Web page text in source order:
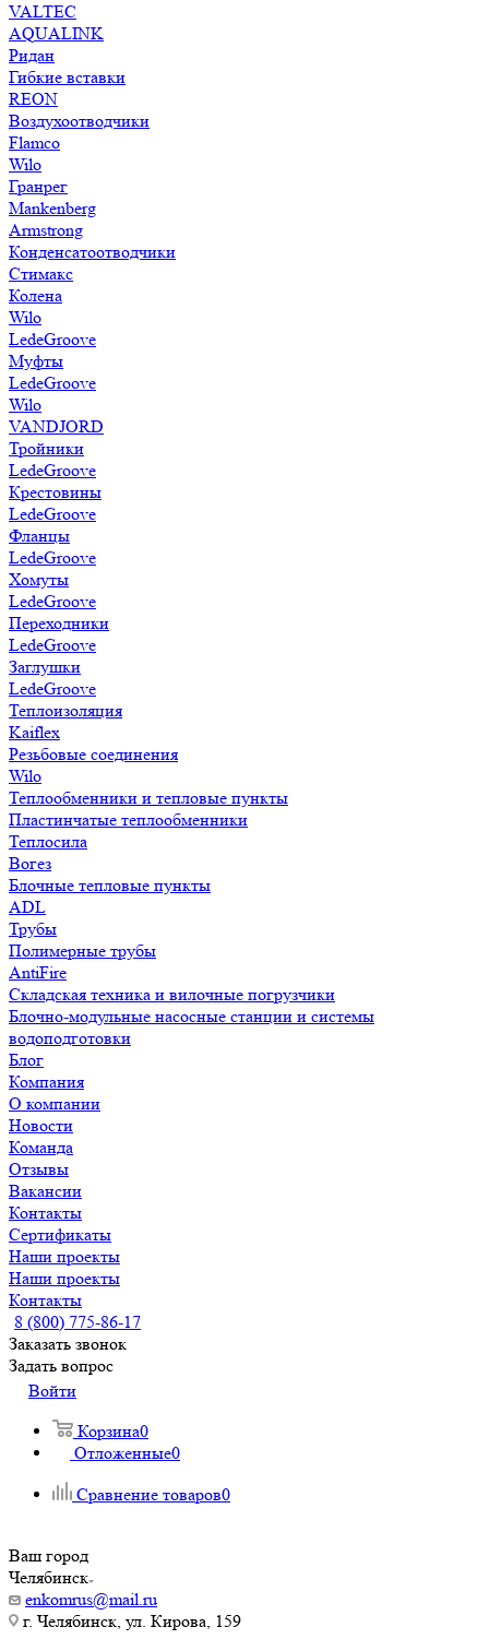
VALTEC
AQUALINK
Ридан
Гибкие вставки
REON
Воздухоотводчики
Flamco
Wilo
Гранрег
Mankenberg
Armstrong
Конденсатоотводчики
Стимакс
Колена
Wilo
LedeGroove
Муфты
LedeGroove
Wilo
VANDJORD
Тройники
LedeGroove
Крестовины
LedeGroove
Фланцы
LedeGroove
Хомуты
LedeGroove
Переходники
LedeGroove
Заглушки
LedeGroove
Теплоизоляция
Kaiflex
Резьбовые соединения
Wilo
Теплообменники и тепловые пункты
Пластинчатые теплообменники
Теплосила
Вогез
Блочные тепловые пункты
ADL
Трубы
Полимерные трубы
AntiFire
Складская техника и вилочные погрузчики
Блочно-модульные насосные станции и системы
водоподготовки
Блог
Компания
О компании
Новости
Команда
Отзывы
Вакансии
Контакты
Сертификаты
Наши проекты
Наши проекты
Контакты
8 (800) 775-86-17
Заказать звонок
Задать вопрос
Войти
Корзина0
Отложенные0
Сравнение товаров0
Ваш город
Челябинск
enkomrus@mail.ru
г. Челябинск, ул. Кирова, 159